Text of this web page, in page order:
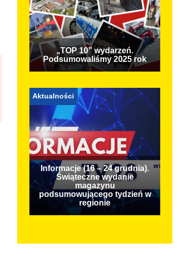
„TOP 10” wydarzeń.
Podsumowaliśmy 2025 rok
Aktualności
Informacje (16 – 24 grudnia).
Świąteczne wydanie
magazynu
podsumowującego tydzień w
regionie